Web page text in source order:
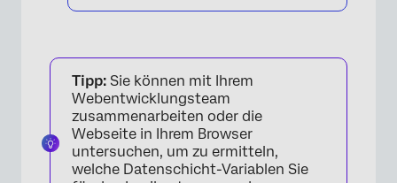
Tipp: Sie können mit Ihrem
Webentwicklungsteam
zusammenarbeiten oder die
Webseite in Ihrem Browser
untersuchen, um zu ermitteln,
welche Datenschicht-Variablen Sie